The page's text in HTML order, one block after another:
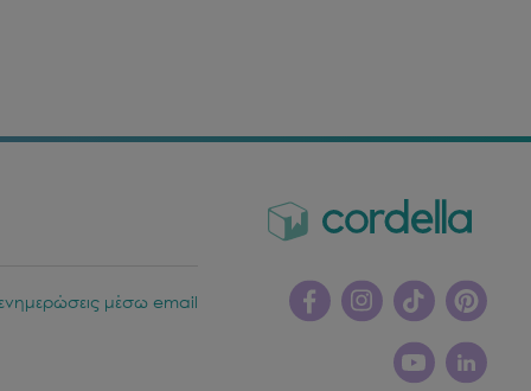
μέσω email